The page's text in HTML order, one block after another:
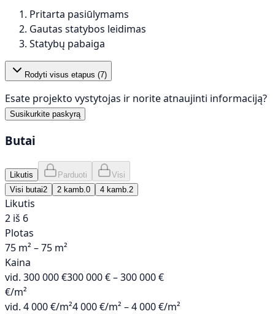
Pritarta pasiūlymams
Gautas statybos leidimas
Statybų pabaiga
Rodyti visus etapus (7)
Esate projekto vystytojas ir norite atnaujinti informaciją?
Susikurkite paskyrą
Butai
Likutis Parduoti
Visi
Visi butai2 2 kamb. 0 4 kamb. 2
Likutis
2 iš 6
Plotas
75 m² – 75 m²
Kaina
vid. 300 000 €300 000 € – 300 000 €
€/m²
vid. 4 000 €/m²4 000 €/m² – 4 000 €/m²